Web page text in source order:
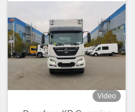
Video